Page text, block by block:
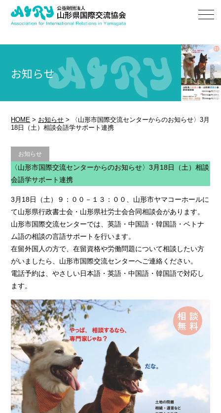
お知らせ
HOME > お知らせ >
〈山形市国際交流センターからのお知らせ〉3月
18日（土）相談会語学サポート連携
お知らせ
〈山形市国際交流センターからのお知らせ〉3月18日（土）相談
会語学サポート連携
3月18日（土）９：００－１３：００、山形市ヤマコーホールに
て山形県行政書士会・山形県社労士会合同相談会があります。
山形市国際交流センターでは、英語・中国語・韓国語・ベトナ
ム語の相談の言語サポートを行います。
在留外国人の方で、在留資格や労働問題について相談したい方
がいましたら、山形市国際交流センターへご連絡ください。
電話予約は、やさしい日本語・英語・中国語・韓国語で対応し
ます。